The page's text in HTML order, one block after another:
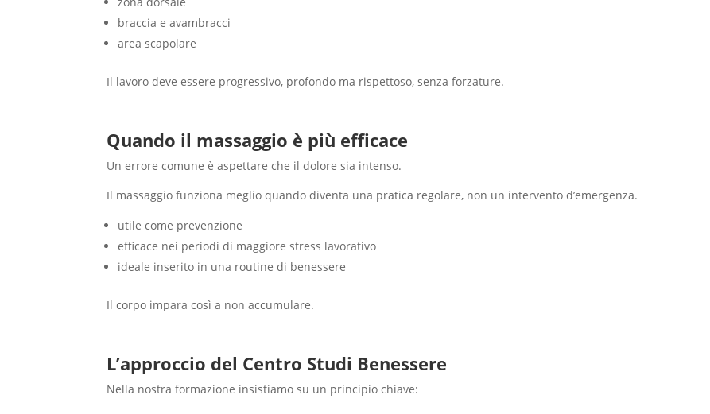
braccia e avambracci
area scapolare
Il lavoro deve essere progressivo, profondo ma rispettoso, senza forzature.
Quando il massaggio è più efficace
Un errore comune è aspettare che il dolore sia intenso.
Il massaggio funziona meglio quando diventa una pratica regolare, non un intervento d’emergenza.
utile come prevenzione
efficace nei periodi di maggiore stress lavorativo
ideale inserito in una routine di benessere
Il corpo impara così a non accumulare.
L’approccio del Centro Studi Benessere
Nella nostra formazione insistiamo su un principio chiave: